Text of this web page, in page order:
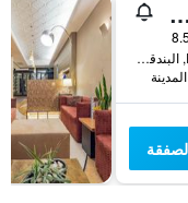
ميستري
Rotonda Romea 1/2, البندقية, فينيتو, إيطاليا